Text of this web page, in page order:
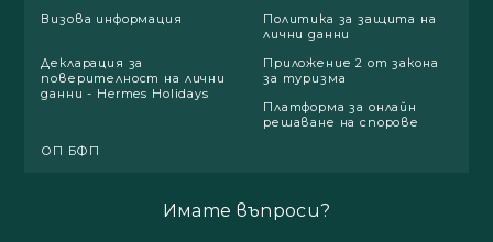
Визова информация
Политика за защита на
лични данни
Декларация за
поверителност на лични
данни - Hermes Holidays
Приложение 2 от закона
за туризма
Платформа за онлайн
решаване на спорове
ОП БФП
Имате въпроси?